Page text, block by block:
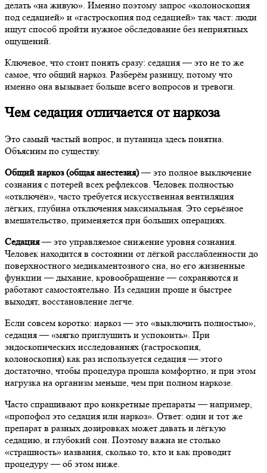
делать «на живую». Именно поэтому запрос «колоноскопия
под седацией» и «гастроскопия под седацией» так част: люди
ищут способ пройти нужное обследование без неприятных
ощущений.
Ключевое, что стоит понять сразу: седация — это не то же
самое, что общий наркоз. Разберём разницу, потому что
именно она вызывает больше всего вопросов и тревоги.
Чем седация отличается от наркоза
Это самый частый вопрос, и путаница здесь понятна.
Объясним по существу.
Общий наркоз (общая анестезия)— это полное выключение
сознания с потерей всех рефлексов. Человек полностью
«отключён», часто требуется искусственная вентиляция
лёгких, глубина отключения максимальная. Это серьёзное
вмешательство, применяется при больших операциях.
Седация— это управляемое снижение уровня сознания.
Человек находится в состоянии от лёгкой расслабленности до
поверхностного медикаментозного сна, но его жизненные
функции — дыхание, кровообращение — сохраняются и
работают самостоятельно. Из седации проще и быстрее
выходят, восстановление легче.
Если совсем коротко: наркоз — это «выключить полностью»,
седация — «мягко приглушить и успокоить». При
эндоскопических исследованиях (гастроскопия,
колоноскопия) как раз используется седация — этого
достаточно, чтобы процедура прошла комфортно, и при этом
нагрузка на организм меньше, чем при полном наркозе.
Часто спрашивают про конкретные препараты — например,
«пропофол это седация или наркоз». Ответ: один и тот же
препарат в разных дозировках может давать и лёгкую
седацию, и глубокий сон. Поэтому важна не столько
«страшность» названия, сколько то, кто и как проводит
процедуру — об этом ниже.